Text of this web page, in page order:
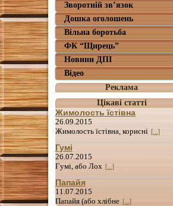
Зворотній зв’язок
Дошка оголошень
Вільна боротьба
ФК “Щирець”
Новини ДПІ
Відео
Реклама
Цікаві статті
Жимолость їстівна
26.09.2015
Жимолость їстівна, корисні [...]
Гумі
26.07.2015
Гумі, або Лох [...]
Папайя
11.07.2015
Папайя (або хлібне [...]